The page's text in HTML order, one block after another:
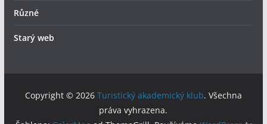
Různé
Starý web
Copyright © 2026 Turistický akademický klub. Všechna
práva vyhrazena.